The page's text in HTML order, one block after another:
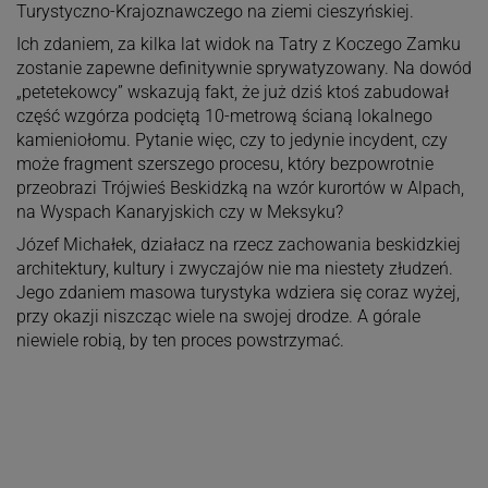
Turystyczno-Krajoznawczego na ziemi cieszyńskiej.
Ich zdaniem, za kilka lat widok na Tatry z Koczego Zamku
zostanie zapewne definitywnie sprywatyzowany. Na dowód
„petetekowcy” wskazują fakt, że już dziś ktoś zabudował
część wzgórza podciętą 10-metrową ścianą lokalnego
kamieniołomu. Pytanie więc, czy to jedynie incydent, czy
może fragment szerszego procesu, który bezpowrotnie
przeobrazi Trójwieś Beskidzką na wzór kurortów w Alpach,
na Wyspach Kanaryjskich czy w Meksyku?
Józef Michałek, działacz na rzecz zachowania beskidzkiej
architektury, kultury i zwyczajów nie ma niestety złudzeń.
Jego zdaniem masowa turystyka wdziera się coraz wyżej,
przy okazji niszcząc wiele na swojej drodze. A górale
niewiele robią, by ten proces powstrzymać.